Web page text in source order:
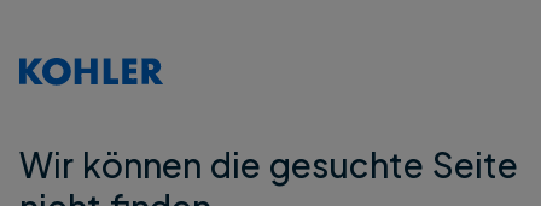
Wir können die gesuchte Seite